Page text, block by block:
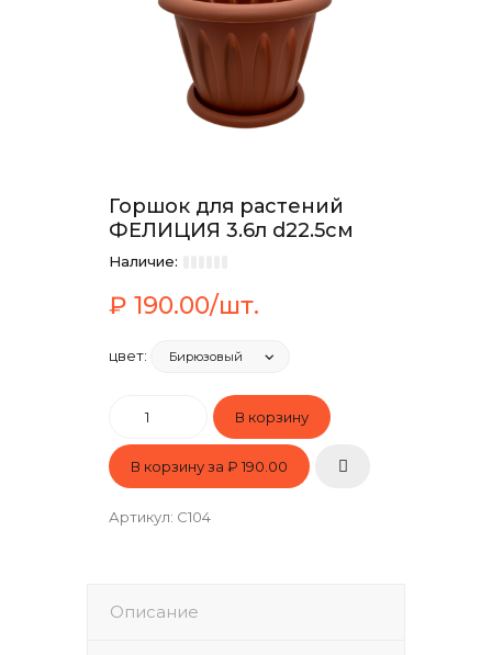
Горшок для растений
ФЕЛИЦИЯ 3.6л d22.5см
Наличие:
₽ 190.00/шт.
цвет:
В корзину за ₽ 190.00
Артикул: С104
Описание